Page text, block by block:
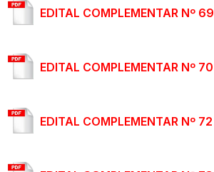
EDITAL COMPLEMENTAR Nº 69
EDITAL COMPLEMENTAR Nº 70
EDITAL COMPLEMENTAR Nº 72